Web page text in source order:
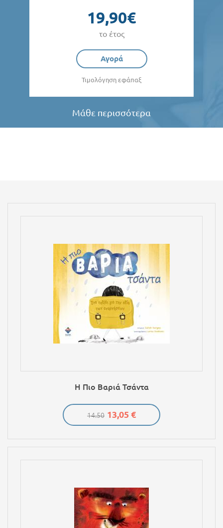
19,90€
το έτος
Αγορά
Τιμολόγηση εφάπαξ
Μάθε περισσότερα
Η Πιο Βαριά Τσάντα
14.50 13,05 €